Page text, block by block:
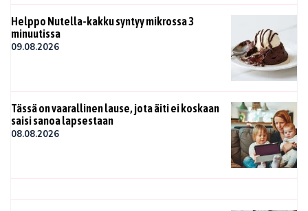
Helppo Nutella-kakku syntyy mikrossa 3
minuutissa
09.08.2026
Tässä on vaarallinen lause, jota äiti ei koskaan
saisi sanoa lapsestaan
08.08.2026